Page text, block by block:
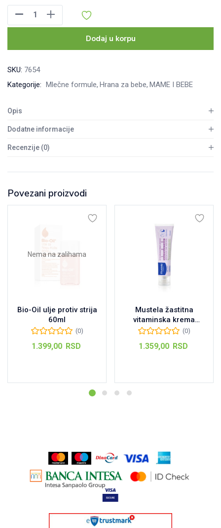
LF
g
Dodaj u korpu
SKU: 7654
Kategorije: Mlečne formule Hrana za bebe MAME I BEBE
Opis
Dodatne informacije
Recenzije (0)
Povezani proizvodi
Nema na zalihama
Bio-Oil ulje protiv strija
60ml
(0)
1.399,00 RSD
Mustela žastitna
vitaminska krema
100ML
(0)
1.359,00 RSD